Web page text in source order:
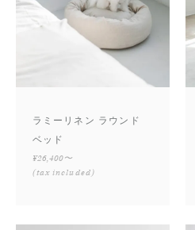
ラミーリネン ラウンド
ベッド
¥26,400〜
(tax included)